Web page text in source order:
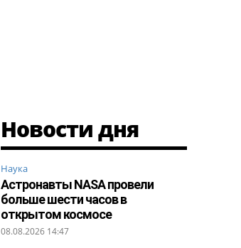
Новости дня
Наука
Астронавты NASA провели
больше шести часов в
открытом космосе
08.08.2026 14:47